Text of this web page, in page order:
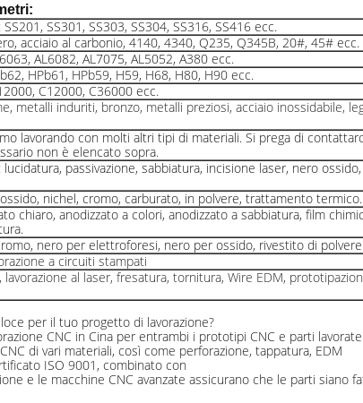
SS301, SS303, SS304, SS316, SS416 ecc.
acciaio al carbonio, 4140, 4340, Q235, Q345B, 20#, 45# ecc.
AL6082, AL7075, AL5052, A380 ecc.
HPb61, HPb59, H59, H68, H80, H90 ecc.
C12000, C36000 ecc.
metalli induriti, bronzo, metalli preziosi, acciaio inossidabile,
lavorando con molti altri tipi di materiali. Si prega di
non è elencato sopra.
passivazione, sabbiatura, incisione laser, nero ossido,
nichel, cromo, carburato, in polvere, trattamento termico.
chiaro, anodizzato a colori, anodizzato a sabbiatura, film
nero per elettroforesi, nero per ossido, rivestito di
a circuiti stampati
lavorazione al laser, fresatura, tornitura, Wire EDM,
per il tuo progetto di lavorazione?
CNC in Cina per entrambi i prototipi CNC e parti lavorate
di vari materiali, così come perforazione, tappatura, EDM
ISO 9001, combinato con
e le macchine CNC avanzate assicurano che le parti siano